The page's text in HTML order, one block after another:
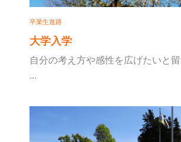
卒業生進路
大学入学
自分の考え方や感性を広げたいと留
...